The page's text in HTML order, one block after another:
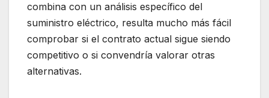
combina con un análisis específico del
suministro eléctrico, resulta mucho más fácil
comprobar si el contrato actual sigue siendo
competitivo o si convendría valorar otras
alternativas.